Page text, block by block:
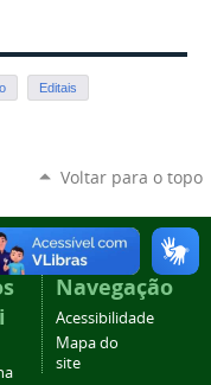
Editais
Voltar para o topo
Navegação
Acessibilidade
Mapa do
site